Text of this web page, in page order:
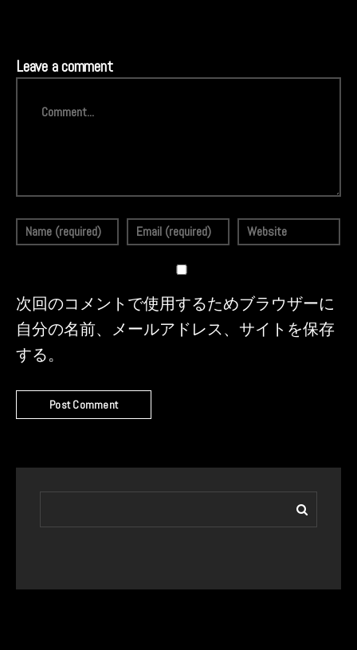
Leave a comment
次回のコメントで使用するためブラウザーに
自分の名前、メールアドレス、サイトを保存
する。